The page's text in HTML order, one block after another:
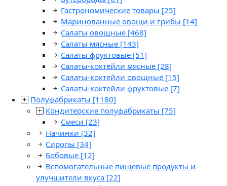
Гастрономические товары [25]
Маринованные овощи и грибы [14]
Салаты овощные [468]
Салаты мясные [143]
Салаты фруктовые [51]
Салаты-коктейли мясные [28]
Салаты-коктейли овощные [15]
Салаты-коктейли фруктовые [7]
Полуфабрикаты [1180]
Кондитерские полуфабрикаты [75]
Смеси [23]
Начинки [32]
Сиропы [34]
Бобовые [12]
Вспомогательные пищевые продукты и
улучшители вкуса [22]